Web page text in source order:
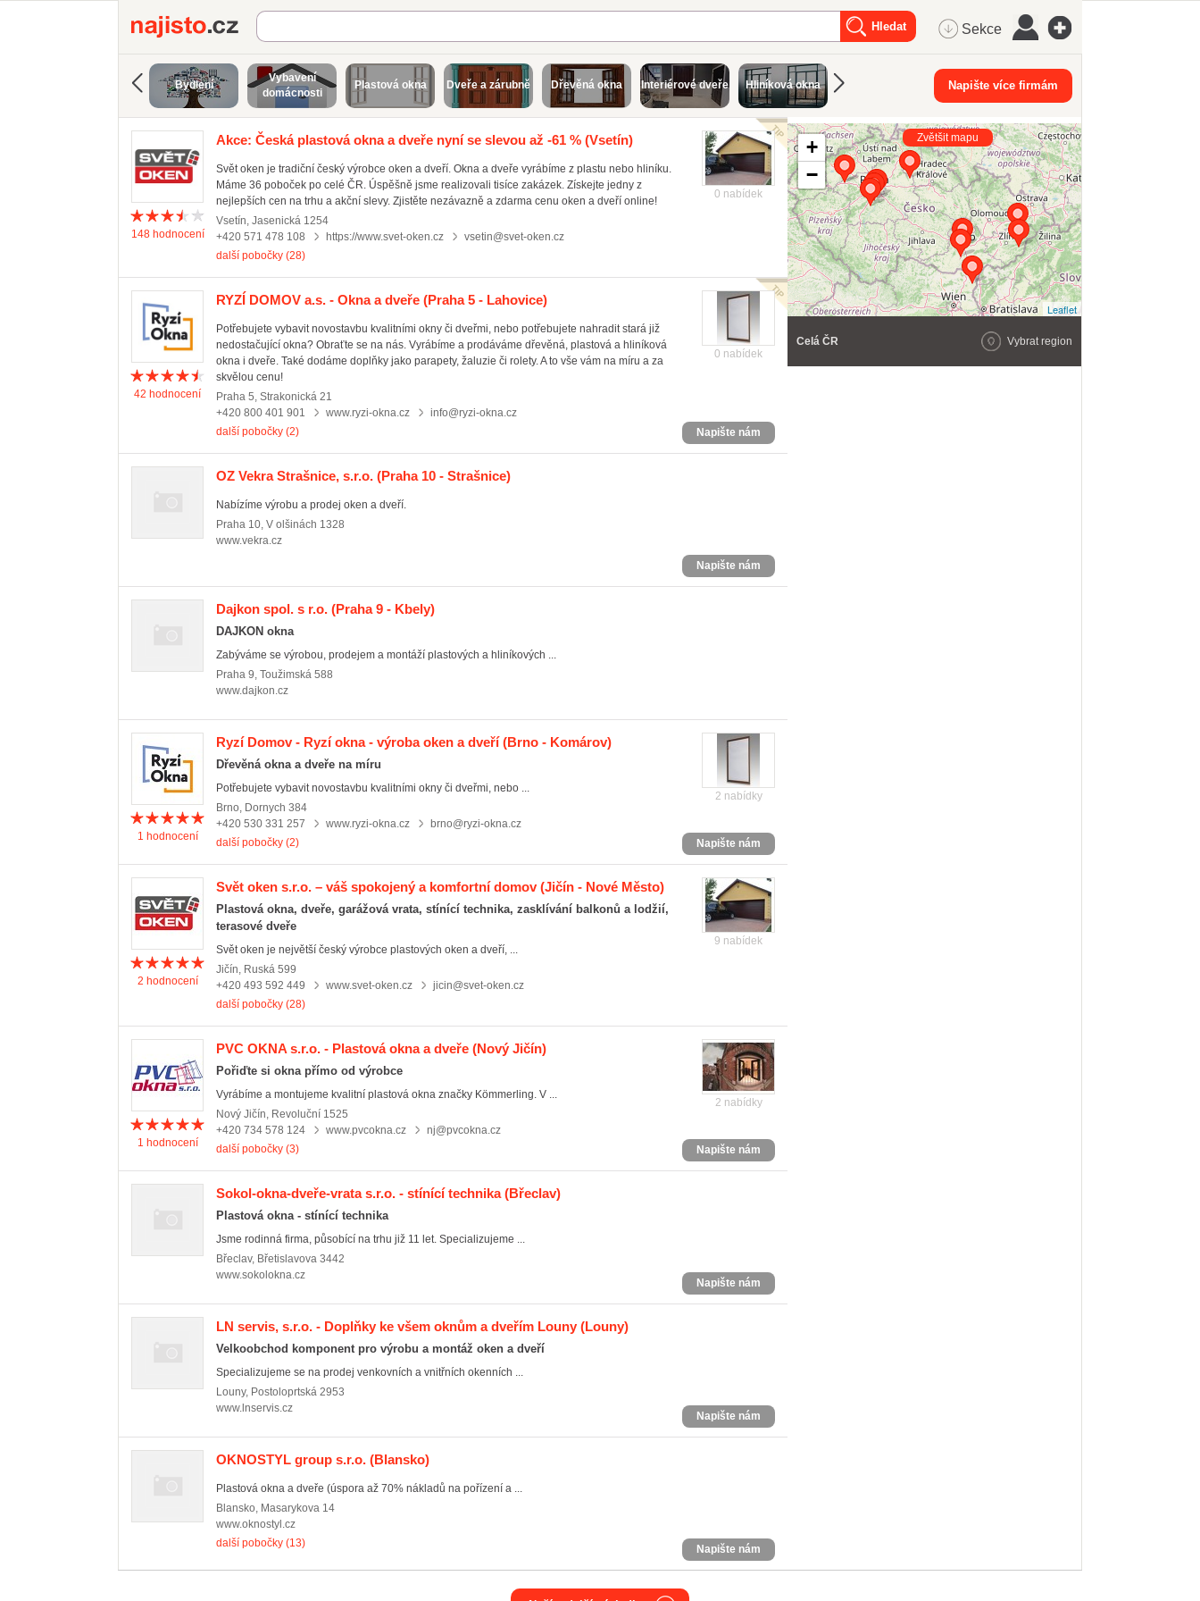
Najisto.cz Sekce
Bydlení
Vybavení
domácnosti
Plastová okna Dveře a zárubně Dřevěná okna Interiérové dveře Hliníková okna Napište více firmám
Akce: Česká plastová okna a dveře nyní se slevou až -61 % (Vsetín)
148hodnocení
Svět oken je tradiční český výrobce oken a dveří. Okna a dveře vyrábíme z plastu nebo hliníku.
Máme 36 poboček po celé ČR. Úspěšně jsme realizovali tisíce zakázek. Získejte jedny z
nejlepších cen na trhu a akční slevy. Zjistěte nezávazně a zdarma cenu oken a dveří online!
Vsetín, Jasenická 1254
+420 571 478 108
https://www.svet-oken.cz
vsetin@svet-oken.cz
další pobočky (28)
0 nabídek
RYZÍ DOMOV a.s. - Okna a dveře (Praha 5 - Lahovice)
42 hodnocení
Potřebujete vybavit novostavbu kvalitními okny či dveřmi, nebo potřebujete nahradit stará již
nedostačující okna? Obraťte se na nás. Vyrábíme a prodáváme dřevěná, plastová a hliníková
okna i dveře. Také dodáme doplňky jako parapety, žaluzie či rolety. A to vše vám na míru a za
skvělou cenu!
Praha 5, Strakonická 21
+420 800 401 901
www.ryzi-okna.cz
info@ryzi-okna.cz
další pobočky (2)
0 nabídek
Napište nám
OZ Vekra Strašnice, s.r.o. (Praha 10 - Strašnice)
Nabízíme výrobu a prodej oken a dveří.
Praha 10, V olšinách 1328
www.vekra.cz
Napište nám
Dajkon spol. s r.o. (Praha 9 - Kbely)
DAJKON okna
Zabýváme se výrobou, prodejem a montáží plastových a hliníkových ...
Praha 9, Toužimská 588
www.dajkon.cz
Ryzí Domov - Ryzí okna - výroba oken a dveří(Brno - Komárov)
Dřevěná okna a dveře na míru
1 hodnocení
Potřebujete vybavit novostavbu kvalitními okny či dveřmi, nebo ...
Brno, Dornych 384
+420 530 331 257
www.ryzi-okna.cz
brno@ryzi-okna.cz
další pobočky (2)
2 nabídky
Napište nám
Svět oken s.r.o. – váš spokojený a komfortní domov(Jičín - Nové Město)
Plastová okna, dveře, garážová vrata, stínící technika, zasklívání balkonů a lodžií,
terasové dveře
2 hodnocení
Svět oken je největší český výrobce plastových oken a dveří, ...
Jičín, Ruská 599
+420 493 592 449
www.svet-oken.cz
jicin@svet-oken.cz
další pobočky (28)
9 nabídek
PVC OKNA s.r.o. - Plastová okna a dveře (Nový Jičín)
Pořiďte si okna přímo od výrobce
1 hodnocení
Vyrábíme a montujeme kvalitní plastová okna značky Kömmerling. V ...
Nový Jičín, Revoluční 1525
+420 734 578 124
www.pvcokna.cz
nj@pvcokna.cz
další pobočky (3)
2 nabídky
Napište nám
Sokol-okna-dveře-vrata s.r.o. - stínící technika(Břeclav)
Plastová okna - stínící technika
Jsme rodinná firma, působící na trhu již 11 let. Specializujeme ...
Břeclav, Břetislavova 3442
www.sokolokna.cz
Napište nám
LN servis, s.r.o. - Doplňky ke všem oknům a dveřím Louny (Louny)
Velkoobchod komponent pro výrobu a montáž oken a dveří
Specializujeme se na prodej venkovních a vnitřních okenních ...
Louny, Postoloprtská 2953
www.lnservis.cz
Napište nám
OKNOSTYL group s.r.o. (Blansko)
Plastová okna a dveře (úspora až 70% nákladů na pořízení a ...
Blansko, Masarykova 14
www.oknostyl.cz
další pobočky (13)
Napište nám
+
−
Leaflet
Zvětšit mapu
Celá ČR Vybrat region